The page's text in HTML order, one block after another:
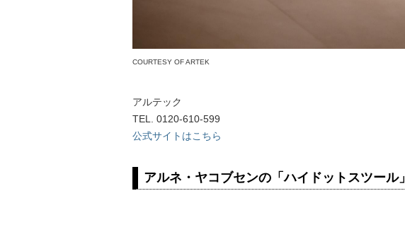
COURTESY OF ARTEK
アルテック
TEL. 0120-610-599
公式サイトはこちら
アルネ・ヤコブセンの「ハイドットスツール」